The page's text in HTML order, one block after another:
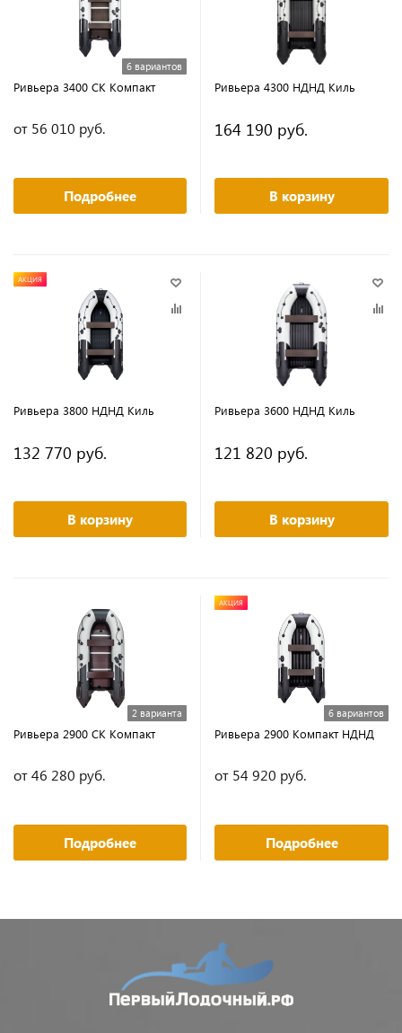
6 вариантов
Ривьера 3400 СК Компакт
от 56 010 руб.
Подробнее
Ривьера 4300 НДНД Киль
164 190 руб.
В корзину
АКЦИЯ
Ривьера 3800 НДНД Киль
132 770 руб.
В корзину
Ривьера 3600 НДНД Киль
121 820 руб.
В корзину
2 варианта
Ривьера 2900 СК Компакт
от 46 280 руб.
Подробнее
АКЦИЯ
6 вариантов
Ривьера 2900 Компакт НДНД
от 54 920 руб.
Подробнее